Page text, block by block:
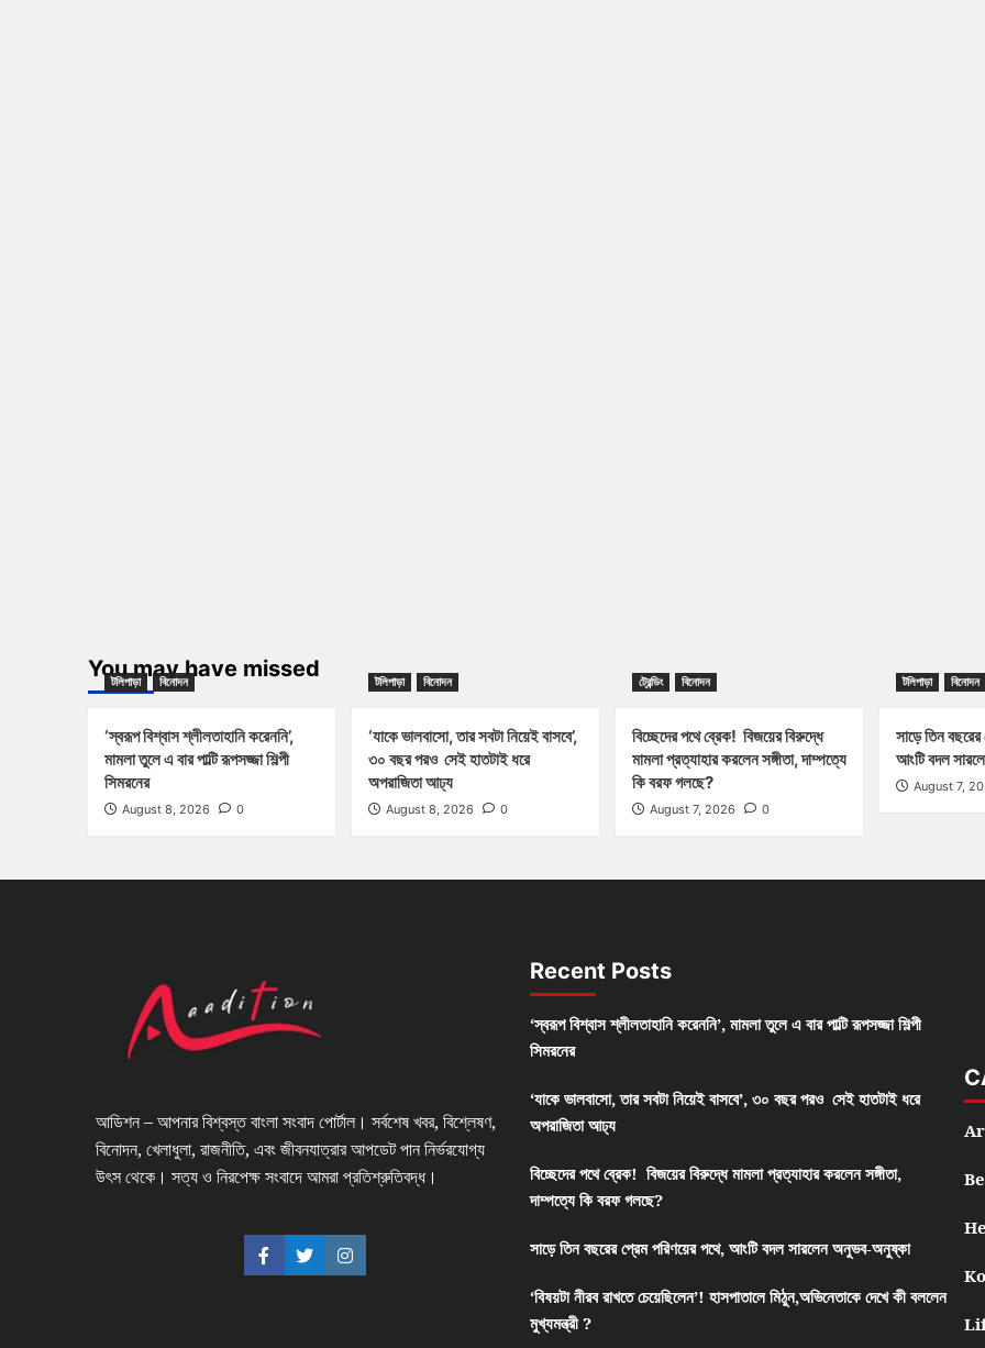
You may have missed
টলিপাড়া বিনোদন
‘স্বরূপ বিশ্বাস শ্লীলতাহানি করেননি’,
মামলা তুলে এ বার পাল্টি রূপসজ্জা শিল্পী
সিমরনের
August 8, 2026 0
টলিপাড়া বিনোদন
‘যাকে ভালবাসো, তার সবটা নিয়েই বাসবে’,
৩০ বছর পরও সেই হাতটাই ধরে
অপরাজিতা আঢ্য
August 8, 2026 0
ট্রেন্ডিং বিনোদন
বিচ্ছেদের পথে ব্রেক! বিজয়ের বিরুদ্ধে
মামলা প্রত্যাহার করলেন সঙ্গীতা, দাম্পত্যে
কি বরফ গলছে?
August 7, 2026 0
টলিপাড়া বিনোদন
সাড়ে তিন
আংটি বদল
August 7,
আডিশন – আপনার বিশ্বস্ত বাংলা সংবাদ পোর্টাল। সর্বশেষ খবর, বিশ্লেষণ,
বিনোদন, খেলাধুলা, রাজনীতি, এবং জীবনযাত্রার আপডেট পান নির্ভরযোগ্য
উৎস থেকে। সত্য ও নিরপেক্ষ সংবাদে আমরা প্রতিশ্রুতিবদ্ধ।
Recent Posts
‘স্বরূপ বিশ্বাস শ্লীলতাহানি করেননি’, মামলা তুলে এ বার পাল্টি রূপসজ্জা শিল্পী
সিমরনের
‘যাকে ভালবাসো, তার সবটা নিয়েই বাসবে’, ৩০ বছর পরও সেই হাতটাই ধরে
অপরাজিতা আঢ্য
বিচ্ছেদের পথে ব্রেক! বিজয়ের বিরুদ্ধে মামলা প্রত্যাহার করলেন সঙ্গীতা,
দাম্পত্যে কি বরফ গলছে?
সাড়ে তিন বছরের প্রেম পরিণয়ের পথে, আংটি বদল সারলেন অনুভব-অনুষ্কা
‘বিষয়টা নীরব রাখতে চেয়েছিলেন’! হাসপাতালে মিঠুন,অভিনেতাকে দেখে কী বললেন
মুখ্যমন্ত্রী ?